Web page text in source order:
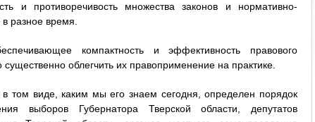
и противоречивость множества законов и нормативно-
разное время.
компактность и эффективность правового
существенно облегчить их правоприменение на практике.
том виде, каким мы его знаем сегодня, определен порядок
выборов Губернатора Тверской области, депутатов